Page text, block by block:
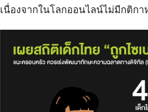
เนื่องจากในโลกออนไลน์ไม่มีกติก